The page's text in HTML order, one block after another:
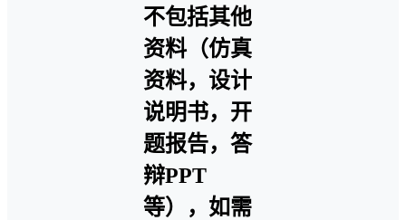
不包括其他
资料（仿真
资料，设计
说明书，开
题报告，答
辩PPT
等），如需